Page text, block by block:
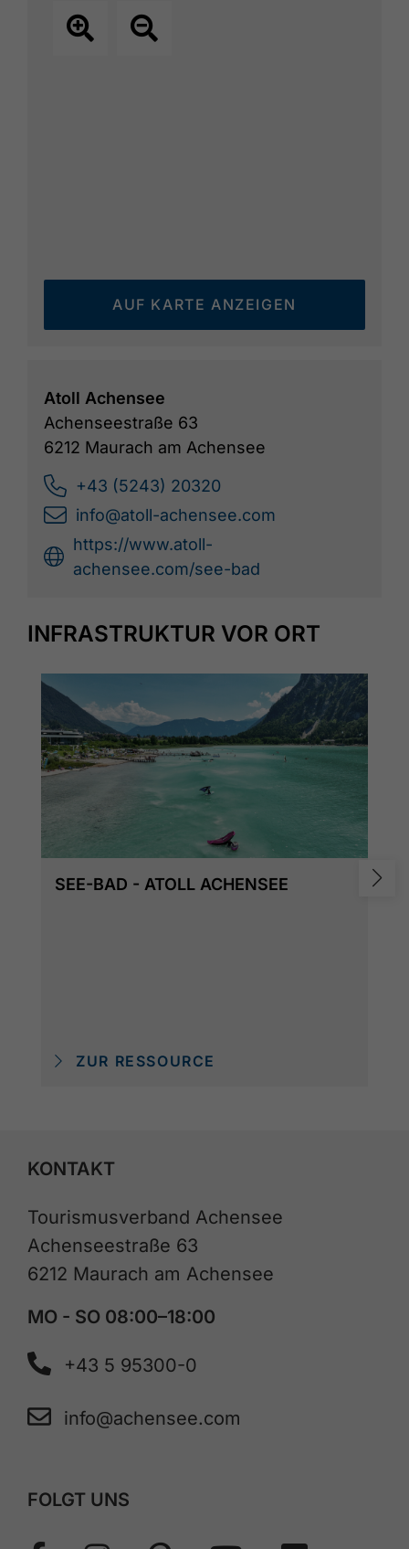
AUF KARTE ANZEIGEN
Atoll Achensee
Achenseestraße 63
6212 Maurach am Achensee
+43 (5243) 20320
info@atoll-achensee.com
https://www.atoll-
achensee.com/see-bad
INFRASTRUKTUR VOR ORT
SEE-BAD - ATOLL ACHENSEE
ZUR RESSOURCE
KONTAKT
Tourismusverband Achensee
Achenseestraße 63
6212 Maurach am Achensee
MO - SO 08:00–18:00
+43 5 95300-0
info@achensee.com
FOLGT UNS